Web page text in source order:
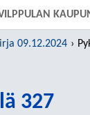
09.12.2024
327